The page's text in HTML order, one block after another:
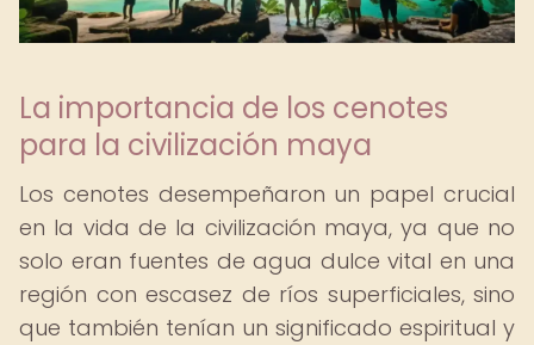
La importancia de los cenotes
para la civilización maya
Los cenotes desempeñaron un papel crucial
en la vida de la civilización maya, ya que no
solo eran fuentes de agua dulce vital en una
región con escasez de ríos superficiales, sino
que también tenían un significado espiritual y